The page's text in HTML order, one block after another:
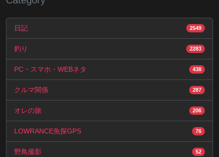
日記 2549
釣り 2283
PC・スマホ・WEBネタ 438
クルマ関係 287
オレの旅 206
LOWRANCE魚探GPS 76
野鳥撮影 52